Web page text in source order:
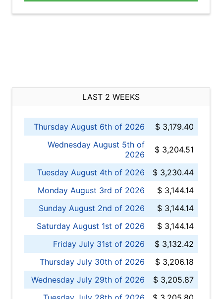
LAST 2 WEEKS
Thursday August 6th of 2026
$ 3,179.40
Wednesday August 5th of
2026
$ 3,204.51
Tuesday August 4th of 2026
$ 3,230.44
Monday August 3rd of 2026
$ 3,144.14
Sunday August 2nd of 2026
$ 3,144.14
Saturday August 1st of 2026
$ 3,144.14
Friday July 31st of 2026
$ 3,132.42
Thursday July 30th of 2026
$ 3,206.18
Wednesday July 29th of 2026
$ 3,205.87